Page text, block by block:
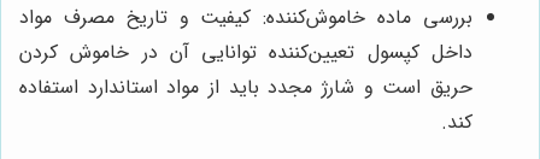
بررسی ماده خاموش‌کننده: کیفیت و تاریخ مصرف مواد
داخل کپسول تعیین‌کننده توانایی آن در خاموش کردن
حریق است و شارژ مجدد باید از مواد استاندارد استفاده
کند.